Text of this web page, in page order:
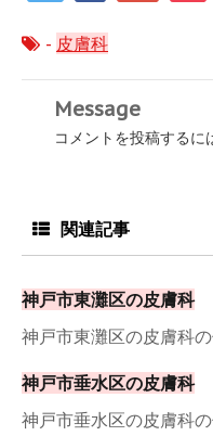
- 皮膚科
Message
コメントを投稿するに
関連記事
神戸市東灘区の皮膚科
神戸市東灘区の皮膚科
神戸市垂水区の皮膚科
神戸市垂水区の皮膚科